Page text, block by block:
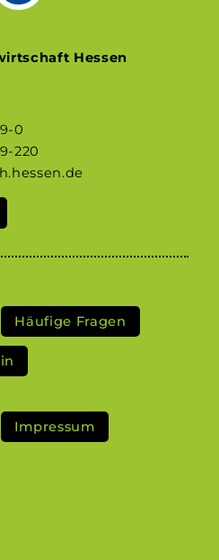
Hessen
0
220
Häufige Fragen
Impressum